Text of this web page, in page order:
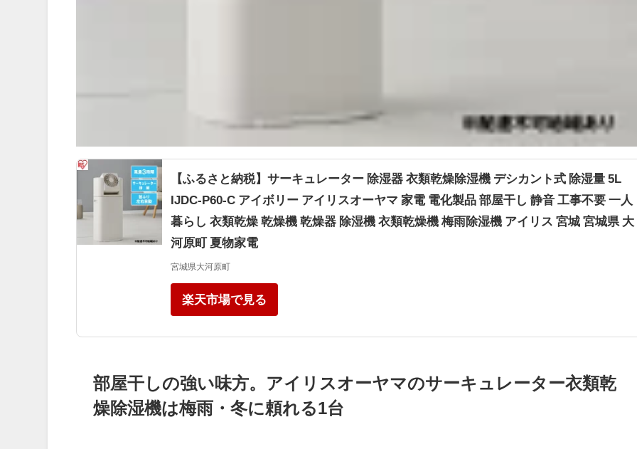
【ふるさと納税】サーキュレーター 除湿器 衣類乾燥除湿機 デシカント式 除湿量 5L
IJDC-P60-C アイボリー アイリスオーヤマ 家電 電化製品 部屋干し 静音 工事不要 一人
暮らし 衣類乾燥 乾燥機 乾燥器 除湿機 衣類乾燥機 梅雨除湿機 アイリス 宮城 宮城県 大
河原町 夏物家電
宮城県大河原町
楽天市場で見る
部屋干しの強い味方。アイリスオーヤマのサーキュレーター衣類乾
燥除湿機は梅雨・冬に頼れる1台